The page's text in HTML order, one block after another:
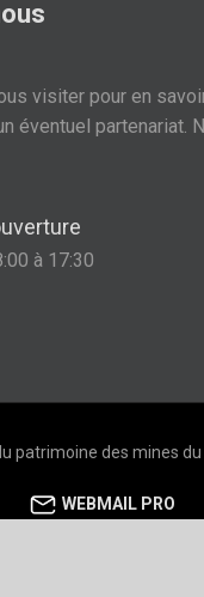
visiter pour en
éventuel partenariat.
à 17:30
patrimoine des mines du
WEBMAIL PRO